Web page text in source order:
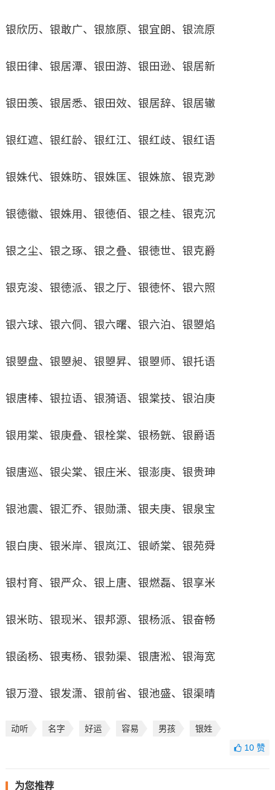
银欣历、银敢广、银旅原、银宜朗、银流原
银田律、银居潭、银田游、银田逊、银居新
银田羡、银居悉、银田效、银居辞、银居辙
银红遮、银红龄、银红江、银红歧、银红语
银姝代、银姝昉、银姝匡、银姝旅、银克渺
银徳徽、银姝用、银徳佰、银之桂、银克沉
银之尘、银之琢、银之叠、银徳世、银克爵
银克浚、银徳派、银之厅、银徳怀、银六照
银六球、银六侗、银六曙、银六泊、银曌焰
银曌盘、银曌昶、银曌昇、银曌师、银托语
银唐棒、银拉语、银漪语、银棠技、银泊庚
银用棠、银庚叠、银栓棠、银杨皝、银爵语
银唐巡、银尖棠、银庄米、银澎庚、银贵珅
银池震、银汇乔、银勋潇、银夫庚、银泉宝
银白庚、银米岸、银岚江、银峤棠、银苑舜
银村育、银严众、银上唐、银燃磊、银享米
银米昉、银现米、银邦源、银杨派、银奋畅
银函杨、银夷杨、银勃渠、银唐淞、银海宽
银万澄、银发潇、银前省、银池盛、银渠晴
动听 名字 好运 容易 男孩
银姓
10赞
为您推荐